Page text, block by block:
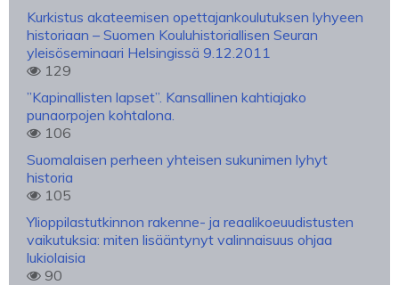
Kurkistus akateemisen opettajankoulutuksen lyhyeen
historiaan – Suomen Kouluhistoriallisen Seuran
yleisöseminaari Helsingissä 9.12.2011
129
”Kapinallisten lapset”. Kansallinen kahtiajako
punaorpojen kohtalona.
106
Suomalaisen perheen yhteisen sukunimen lyhyt
historia
105
Ylioppilastutkinnon rakenne- ja reaalikoeuudistusten
vaikutuksia: miten lisääntynyt valinnaisuus ohjaa
lukiolaisia
90